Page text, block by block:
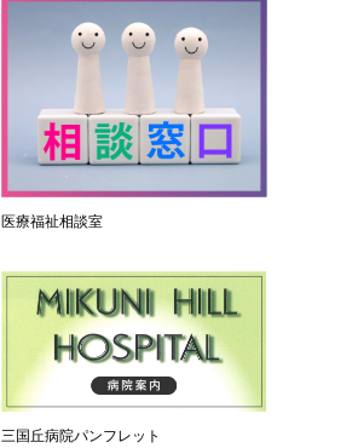
医療福祉相談室
三国丘病院パンフレット